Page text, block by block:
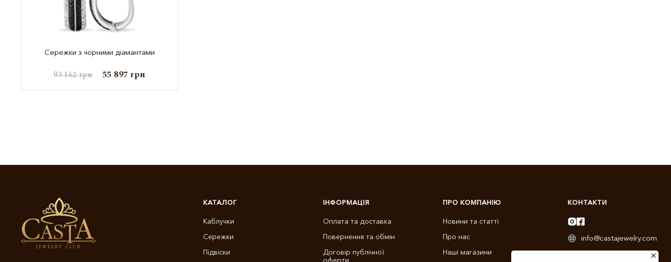
Сережки з чорними діамантами
93 162грн 55 897 грн
КАТАЛОГ
Каблучки
Сережки
Підвіски
ІНФОРМАЦІЯ
Оплата та доставка
Повернення та обмін
Договір публічної
оферти
ПРО КОМПАНІЮ
Новини та статті
Про нас
Наші магазини
КОНТАКТИ
info@castajewelry.com